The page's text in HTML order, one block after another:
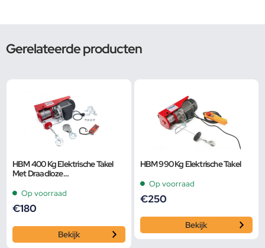
Gerelateerde producten
HBM 400 Kg Elektrische Takel
Met Draadloze
Op voorraad
€180
Bekijk
HBM 990 Kg Elektrische Takel
Op voorraad
€250
Bekijk